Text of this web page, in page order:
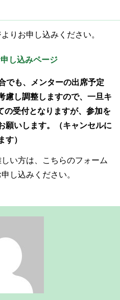
りお申し込みください。
し込みページ
でも、メンターの出席予定
慮し調整しますので、一旦キ
の受付となりますが、参加を
願いします。（キャンセルに
）
い方は、こちらのフォーム
し込みください。